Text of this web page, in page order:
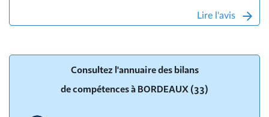
Lire l'avis
Consultez l'annuaire des bilans
de compétences à BORDEAUX (33)